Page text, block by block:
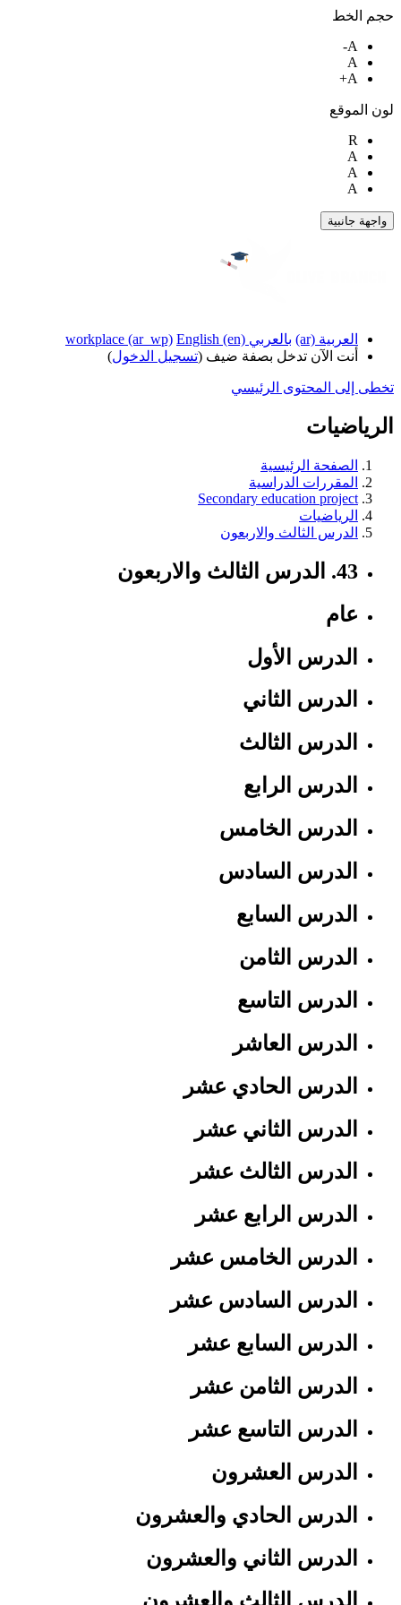
حجم الخط
A-
A
A+
لون الموقع
R
A
A
A
واجهة جانبية
العربية ‎(ar)‎ بالعربي workplace ‎(ar_wp)‎ English ‎(en)‎
أنت الآن تدخل بصفة ضيف (تسجيل الدخول)
تخطى إلى المحتوى الرئيسي
الرياضيات
الصفحة الرئيسية
المقررات الدراسية
Secondary education project
الرياضيات
الدرس الثالث والاربعون
43.
الدرس الثالث والاربعون
عام
الدرس الأول
الدرس الثاني
الدرس الثالث
الدرس الرابع
الدرس الخامس
الدرس السادس
الدرس السابع
الدرس الثامن
الدرس التاسع
الدرس العاشر
الدرس الحادي عشر
الدرس الثاني عشر
الدرس الثالث عشر
الدرس الرابع عشر
الدرس الخامس عشر
الدرس السادس عشر
الدرس السابع عشر
الدرس الثامن عشر
الدرس التاسع عشر
الدرس العشرون
الدرس الحادي والعشرون
الدرس الثاني والعشرون